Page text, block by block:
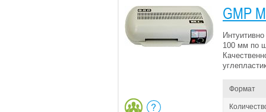
GMP
100 мм по
Формат